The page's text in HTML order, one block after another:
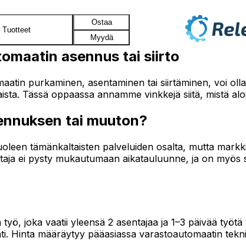
Tuotteet
Ostaa
Myydä
asennus tai siirto
purkaminen, asentaminen tai siirtäminen, voi
Tässä oppaassa annamme vinkkejä siitä, mistä
tai muuton?
tämänkaltaisten palveluiden osalta, mutta
ei pysty mukautumaan aikatauluunne, ja on
joka vaatii yleensä 2 asentajaa ja 1–3 päivää
Hinta määräytyy pääasiassa varastoautomaatin